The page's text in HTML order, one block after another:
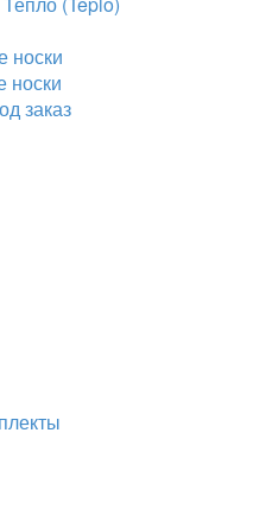
носки
носки
заказ